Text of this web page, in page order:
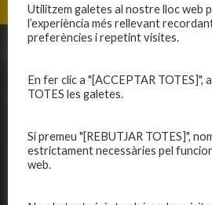
Història
Publicacions
Avís legal
Utilitzem galetes al nostre lloc web
l’experiència més rellevant
preferències i repetint visites.
En fer clic a "[ACCEPTAR TOTES]",
TOTES les galetes.
Si premeu "[REBUTJAR TOTES]",
estrictament necessàries pel
web.